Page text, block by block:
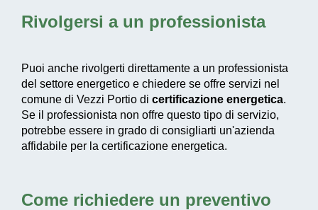
Rivolgersi a un professionista
Puoi anche rivolgerti direttamente a un professionista
del settore energetico e chiedere se offre servizi nel
comune di Vezzi Portio di certificazione energetica.
Se il professionista non offre questo tipo di servizio,
potrebbe essere in grado di consigliarti un'azienda
affidabile per la certificazione energetica.
Come richiedere un preventivo